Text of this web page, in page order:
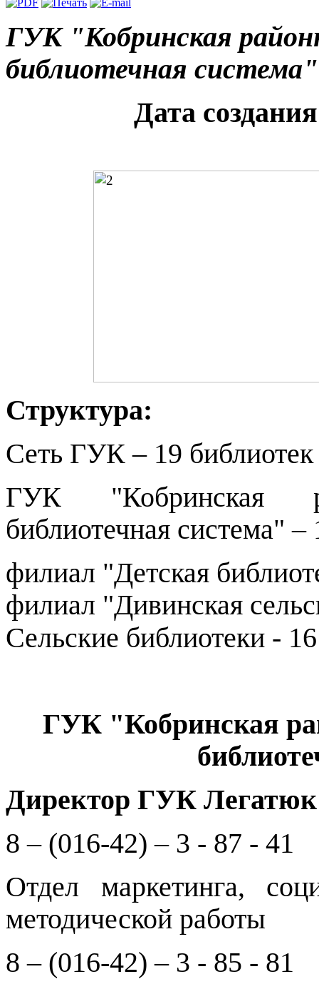
ГУК "Кобринская
библиотечная система"
Дата
Структура:
Сеть ГУК – 19 библиотек
ГУК "Кобринская
библиотечная система" –
филиал "Детская
филиал "Дивинская
Сельские библиотеки - 16
ГУК "Кобринская
Директор ГУК
8 – (016-42) – 3 - 87 - 41
Отдел маркетинга,
методической работы
8 – (016-42) – 3 - 85 - 81